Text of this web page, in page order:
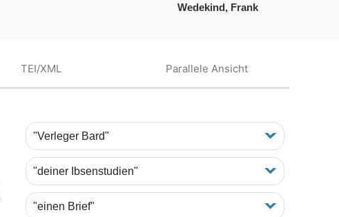
Wedekind, Frank
TEI/XML Parallele Ansicht
"Verleger Bard"
"deiner Ibsenstudien"
"einen Brief"